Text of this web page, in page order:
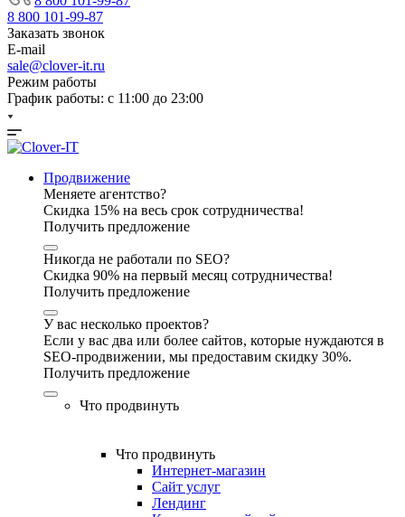
8 800 101-99-87
Заказать звонок
E-mail
sale@clover-it.ru
Режим работы
График работы: с 11:00 до 23:00
Продвижение
Меняете агентство?
Скидка 15% на весь срок сотрудничества!
Получить предложение
Никогда не работали по SEO?
Скидка 90% на первый месяц сотрудничества!
Получить предложение
У вас несколько проектов?
Если у вас два или более сайтов, которые нуждаются в
SEO-продвижении, мы предоставим скидку 30%.
Получить предложение
Что продвинуть
Что продвинуть
Интернет-магазин
Сайт услуг
Лендинг